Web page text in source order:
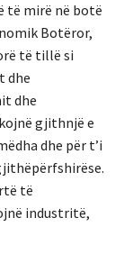
të mirë në botë
Botëror,
të tillë si
dhe
dhe
gjithnjë e
dhe për t’i
të
industritë,